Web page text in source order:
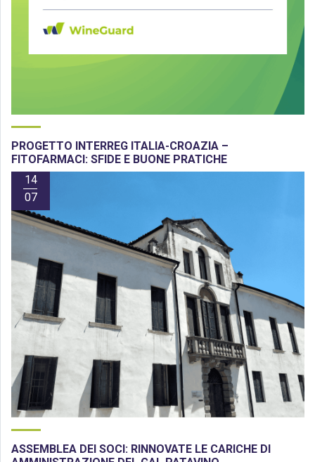
PROGETTO INTERREG ITALIA-CROAZIA –
FITOFARMACI: SFIDE E BUONE PRATICHE
14
07
ASSEMBLEA DEI SOCI: RINNOVATE LE CARICHE DI